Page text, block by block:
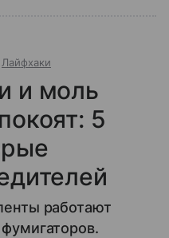
Лайфхаки
и моль
5
работают